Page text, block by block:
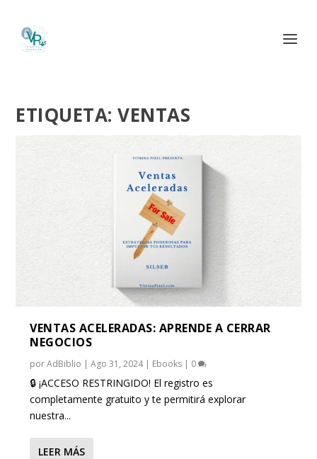
ETIQUETA:VENTAS
VENTAS ACELERADAS: APRENDE A CERRAR
NEGOCIOS
porAdBiblio |Ago 31, 2024| Ebooks | 0
🔒 ¡ACCESO RESTRINGIDO! El registro es
completamente gratuito y te permitirá explorar
nuestra...
LEER MÁS